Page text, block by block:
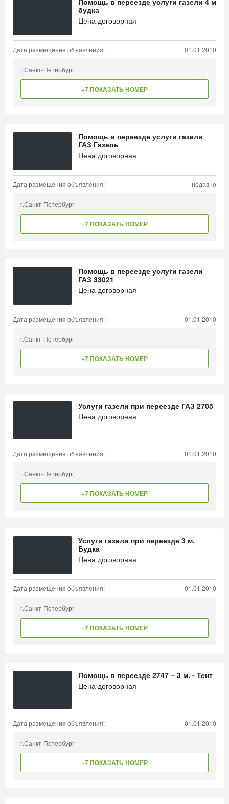
будка
Цена договорная
Дата размещения объявления: 01.01.2010
г.Санкт-Петербург
+7 ПОКАЗАТЬ НОМЕР
Помощь в переезде услуги газели
ГАЗ Газель
Цена договорная
Дата размещения объявления: недавно
г.Санкт-Петербург
+7 ПОКАЗАТЬ НОМЕР
Помощь в переезде услуги газели
ГАЗ 33021
Цена договорная
Дата размещения объявления: 01.01.2010
г.Санкт-Петербург
+7 ПОКАЗАТЬ НОМЕР
Услуги газели при переезде ГАЗ 2705
Цена договорная
Дата размещения объявления: 01.01.2010
г.Санкт-Петербург
+7 ПОКАЗАТЬ НОМЕР
Услуги газели при переезде 3 м.
Будка
Цена договорная
Дата размещения объявления: 01.01.2010
г.Санкт-Петербург
+7 ПОКАЗАТЬ НОМЕР
Помощь в переезде 2747 – 3 м. - Тент
Цена договорная
Дата размещения объявления: 01.01.2010
г.Санкт-Петербург
+7 ПОКАЗАТЬ НОМЕР